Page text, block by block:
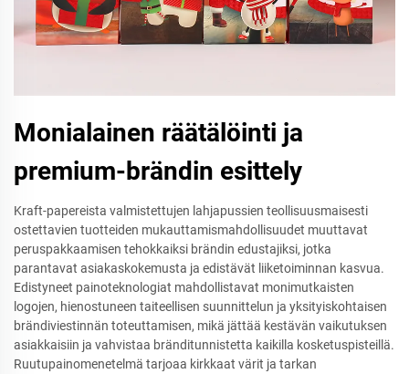
Monialainen räätälöinti ja
premium-brändin esittely
Kraft-papereista valmistettujen lahjapussien teollisuusmaisesti
ostettavien tuotteiden mukauttamismahdollisuudet muuttavat
peruspakkaamisen tehokkaiksi brändin edustajiksi, jotka
parantavat asiakaskokemusta ja edistävät liiketoiminnan kasvua.
Edistyneet painoteknologiat mahdollistavat monimutkaisten
logojen, hienostuneen taiteellisen suunnittelun ja yksityiskohtaisen
brändiviestinnän toteuttamisen, mikä jättää kestävän vaikutuksen
asiakkaisiin ja vahvistaa bränditunnistetta kaikilla kosketuspisteillä.
Ruutupainomenetelmä tarjoaa kirkkaat värit ja tarkan